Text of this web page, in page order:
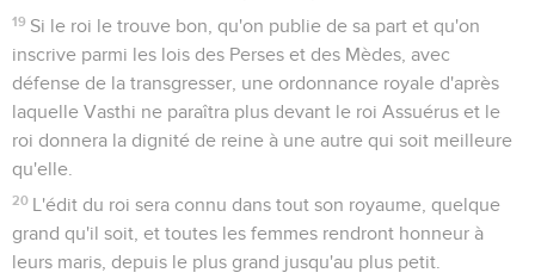
Mardochée persisterait dans sa résolution ; car il leur avait dit
qu'il était Juif.
5 Et Haman vit que Mardochée ne fléchissait point le genou
et ne se prosternait point devant lui. Il fut rempli de fureur ;
6 mais il dédaigna de porter la main sur Mardochée seul, car
on lui avait dit de quel peuple était Mardochée, et il voulut
détruire le peuple de Mardochée, tous les Juifs qui se
trouvaient dans tout le royaume d'Assuérus.
7 Au premier mois, qui est le mois de Nisan, la douzième